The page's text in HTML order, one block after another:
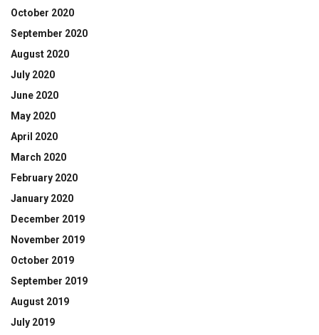
October 2020
September 2020
August 2020
July 2020
June 2020
May 2020
April 2020
March 2020
February 2020
January 2020
December 2019
November 2019
October 2019
September 2019
August 2019
July 2019